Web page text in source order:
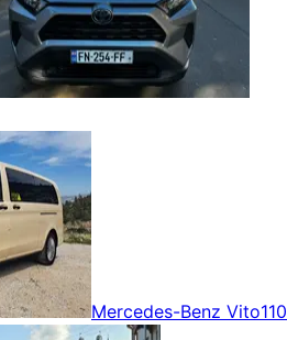
Mercedes-Benz Vito110